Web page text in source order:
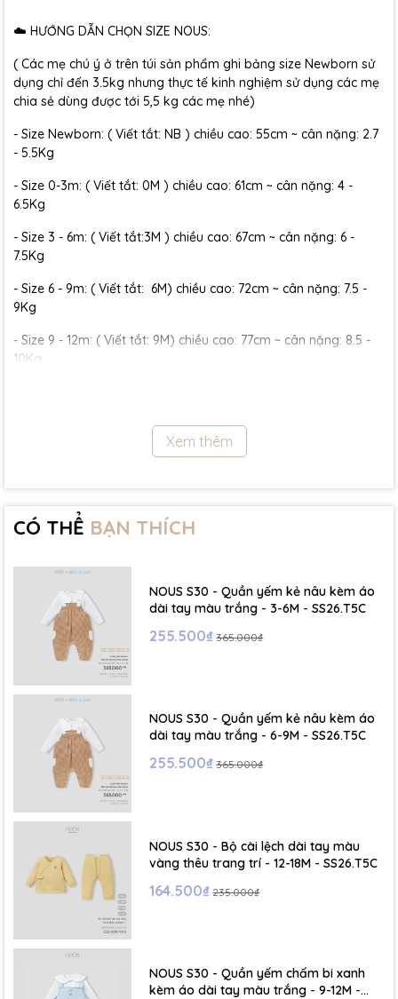
☁️ HƯỚNG DẪN CHỌN SIZE NOUS:
( Các mẹ chú ý ở trên túi sản phẩm ghi bảng size Newborn sử
dụng chỉ đến 3.5kg nhưng thực tế kinh nghiệm sử dụng các mẹ
chia sẻ dùng được tới 5,5 kg các mẹ nhé)
- Size Newborn: ( Viết tắt: NB ) chiều cao: 55cm ~ cân nặng: 2.7
- 5.5Kg
- Size 0-3m: ( Viết tắt: 0M ) chiều cao: 61cm ~ cân nặng: 4 -
6.5Kg
- Size 3 - 6m: ( Viết tắt:3M ) chiều cao: 67cm ~ cân nặng: 6 -
7.5Kg
- Size 6 - 9m: ( Viết tắt: 6M) chiều cao: 72cm ~ cân nặng: 7.5 -
9Kg
- Size 9 - 12m: ( Viết tắt: 9M) chiều cao: 77cm ~ cân nặng: 8.5 -
10Kg
- Size 18 - 24m:( Viết tắt: 18M) chiều cao: 86cm ~ cân nặng: 11.5 -
15Kg
17Kg
- Size 4 - 5Y: ( Viết tắt: 4Y) chiều cao: 107 - 114cm ~ cân nặng: 17
- Size 5 - 6Y: ( Viết tắt: 5Y) chiều cao: 114 - 122cm ~ cân nặng: 19
☁️ Bảng Size Mũ, Giày và Phụ kiện :
- NB : Dưới 6 kg
- Size S: 0-6 tháng
- Size M : 6-12 tháng
- Size L : 12-24 tháng
- Size XL :2- 6 tuổi
Xem thêm
CÓ THỂ BẠN THÍCH
NOUS S30 - Quần yếm kẻ nâu kèm áo
dài tay màu trắng - 3-6M - SS26.T5C
255.500₫ 365.000₫
NOUS S30 - Quần yếm kẻ nâu kèm áo
dài tay màu trắng - 6-9M - SS26.T5C
255.500₫ 365.000₫
NOUS S30 - Bộ cài lệch dài tay màu
vàng thêu trang trí - 12-18M - SS26.T5C
164.500₫ 235.000₫
NOUS S30 - Quần yếm chấm bi xanh
kèm áo dài tay màu trắng - 9-12M -